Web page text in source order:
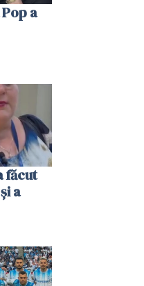
a
făcut
a